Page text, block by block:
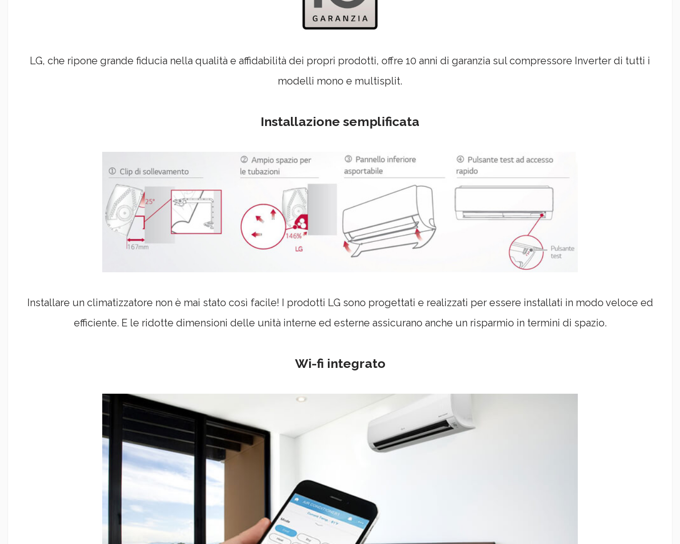
LG, che ripone grande fiducia nella qualità e affidabilità dei propri prodotti, offre 10 anni di garanzia sul compressore Inverter di tutti i
modelli mono e multisplit.
Installazione semplificata
Installare un climatizzatore non è mai stato così facile! I prodotti LG sono progettati e realizzati per essere installati in modo veloce ed
efficiente. E le ridotte dimensioni delle unità interne ed esterne assicurano anche un risparmio in termini di spazio.
Wi-fi integrato